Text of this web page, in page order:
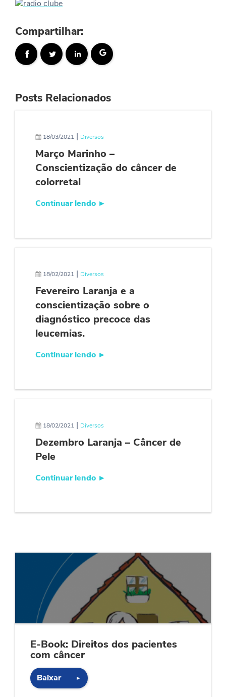
Compartilhar:
Posts Relacionados
18/03/2021 | Diversos
Março Marinho –
Conscientização do câncer de
colorretal
Continuar lendo ►
18/02/2021 | Diversos
Fevereiro Laranja e a
conscientização sobre o
diagnóstico precoce das
leucemias.
Continuar lendo ►
18/02/2021 | Diversos
Dezembro Laranja – Câncer de
Pele
Continuar lendo ►
E-Book: Direitos dos pacientes
com câncer
Baixar ►